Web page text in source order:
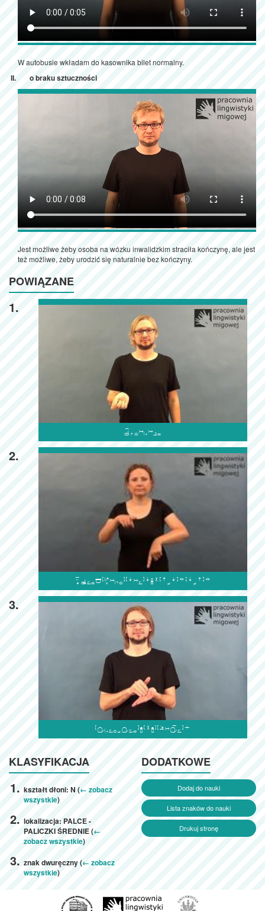
W autobusie wkładam do kasownika bilet normalny.
o braku sztuczności
Jest możliwe żeby osoba na wózku inwalidzkim straciła kończynę, ale jest
też możliwe, żeby urodzić się naturalnie bez kończyny.
POWIĄZANE
1.

2.

3.

KLASYFIKACJA
kształt dłoni: N (← zobacz
wszystkie)
lokalizacja: PALCE -
PALICZKI ŚREDNIE (←
zobacz wszystkie)
znak dwuręczny (← zobacz
wszystkie)
DODATKOWE
Dodaj do nauki
Lista znaków do nauki
Drukuj stronę